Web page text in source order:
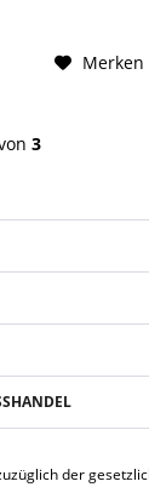
Merken
3
der